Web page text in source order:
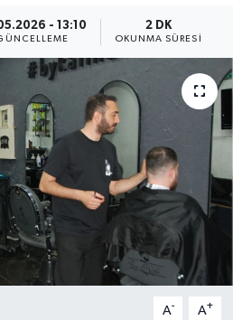
- 13:10 2 DK
OKUNMA SÜRESI
A- A+